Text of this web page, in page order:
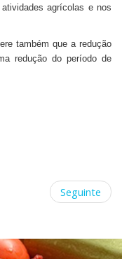
agrícolas e nos
também que a redução
redução do período de
Seguinte